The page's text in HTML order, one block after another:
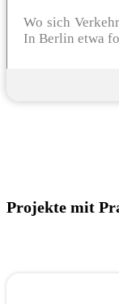
Wo sich
In Berlin etwa
Projekte mit